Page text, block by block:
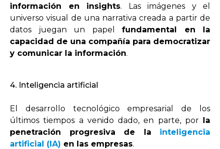
información en insights. Las imágenes y el
universo visual de una narrativa creada a partir de
datos juegan un papel fundamental en la
capacidad de una compañía para democratizar
y comunicar la información.
4. Inteligencia artificial
El desarrollo tecnológico empresarial de los
últimos tiempos a venido dado, en parte, por la
penetración progresiva de la inteligencia
artificial (IA) en las empresas.